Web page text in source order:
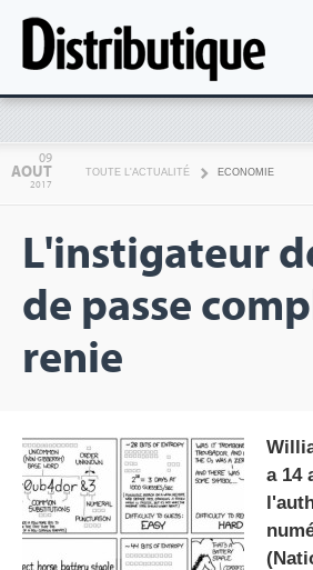
09
AOUT
2017
TOUTE L'ACTUALITÉ ECONOMIE
L'instigateur
de passe
renie
a 14